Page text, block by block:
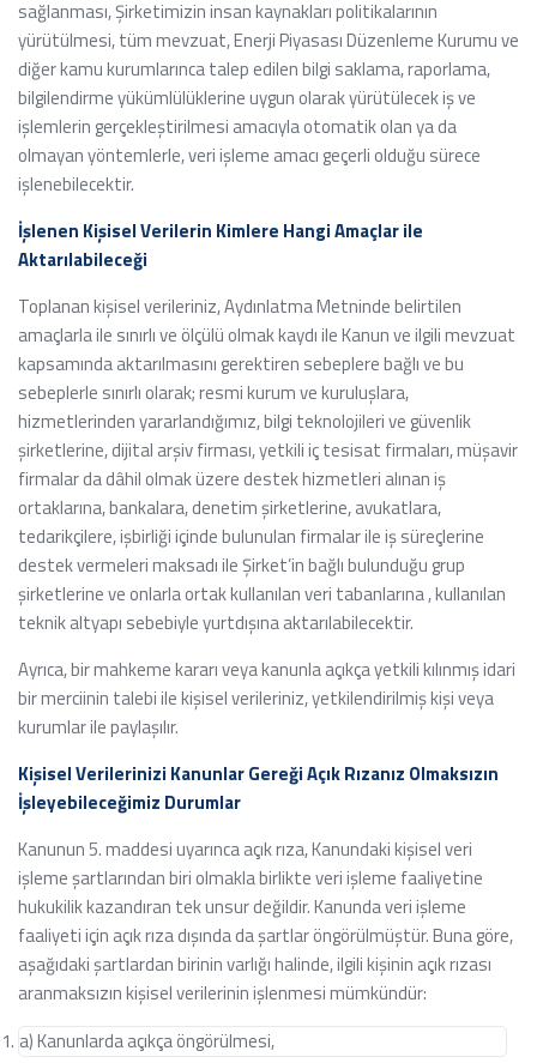
sağlanması, Şirketimizin insan kaynakları politikalarının
yürütülmesi, tüm mevzuat, Enerji Piyasası Düzenleme Kurumu ve
diğer kamu kurumlarınca talep edilen bilgi saklama, raporlama,
bilgilendirme yükümlülüklerine uygun olarak yürütülecek iş ve
işlemlerin gerçekleştirilmesi amacıyla otomatik olan ya da
olmayan yöntemlerle, veri işleme amacı geçerli olduğu sürece
işlenebilecektir.
İşlenen Kişisel Verilerin Kimlere Hangi Amaçlar ile
Aktarılabileceği
Toplanan kişisel verileriniz, Aydınlatma Metninde belirtilen
amaçlarla ile sınırlı ve ölçülü olmak kaydı ile Kanun ve ilgili mevzuat
kapsamında aktarılmasını gerektiren sebeplere bağlı ve bu
sebeplerle sınırlı olarak; resmi kurum ve kuruluşlara,
hizmetlerinden yararlandığımız, bilgi teknolojileri ve güvenlik
şirketlerine, dijital arşiv firması, yetkili iç tesisat firmaları, müşavir
firmalar da dâhil olmak üzere destek hizmetleri alınan iş
ortaklarına, bankalara, denetim şirketlerine, avukatlara,
tedarikçilere, işbirliği içinde bulunulan firmalar ile iş süreçlerine
destek vermeleri maksadı ile Şirket’in bağlı bulunduğu grup
şirketlerine ve onlarla ortak kullanılan veri tabanlarına , kullanılan
teknik altyapı sebebiyle yurtdışına aktarılabilecektir.
Ayrıca, bir mahkeme kararı veya kanunla açıkça yetkili kılınmış idari
bir merciinin talebi ile kişisel verileriniz, yetkilendirilmiş kişi veya
kurumlar ile paylaşılır.
Kişisel Verilerinizi Kanunlar Gereği Açık Rızanız Olmaksızın
İşleyebileceğimiz Durumlar
Kanunun 5. maddesi uyarınca açık rıza, Kanundaki kişisel veri
işleme şartlarından biri olmakla birlikte veri işleme faaliyetine
hukukilik kazandıran tek unsur değildir. Kanunda veri işleme
faaliyeti için açık rıza dışında da şartlar öngörülmüştür. Buna göre,
aşağıdaki şartlardan birinin varlığı halinde, ilgili kişinin açık rızası
aranmaksızın kişisel verilerinin işlenmesi mümkündür:
a) Kanunlarda açıkça öngörülmesi,